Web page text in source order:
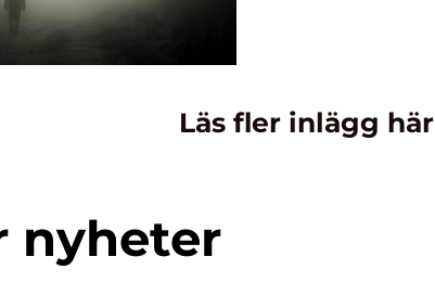
Läs fler inlägg här
nyheter